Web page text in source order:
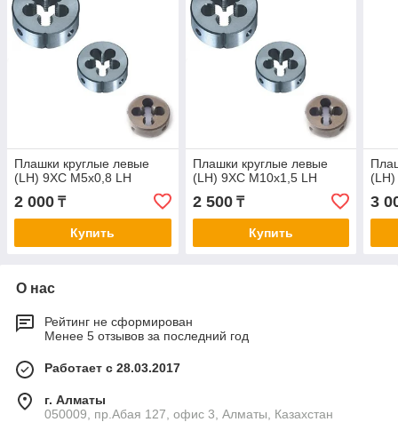
Плашки круглые левые
(LH) 9ХС М5х0,8 LH
2 000 ₸
Купить
Плашки круглые левые
(LH) 9ХС М10х1,5 LH
2 500₸
Купить
3
О нас
Рейтинг не сформирован
Менее 5 отзывов за последний год
Работает с 28.03.2017
г. Алматы
050009, пр.Абая 127, офис 3, Алматы, Казахстан